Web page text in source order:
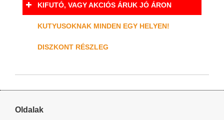
KIFUTÓ, VAGY AKCIÓS ÁRUK JÓ ÁRON
KUTYUSOKNAK MINDEN EGY HELYEN!
DISZKONT RÉSZLEG
Oldalak